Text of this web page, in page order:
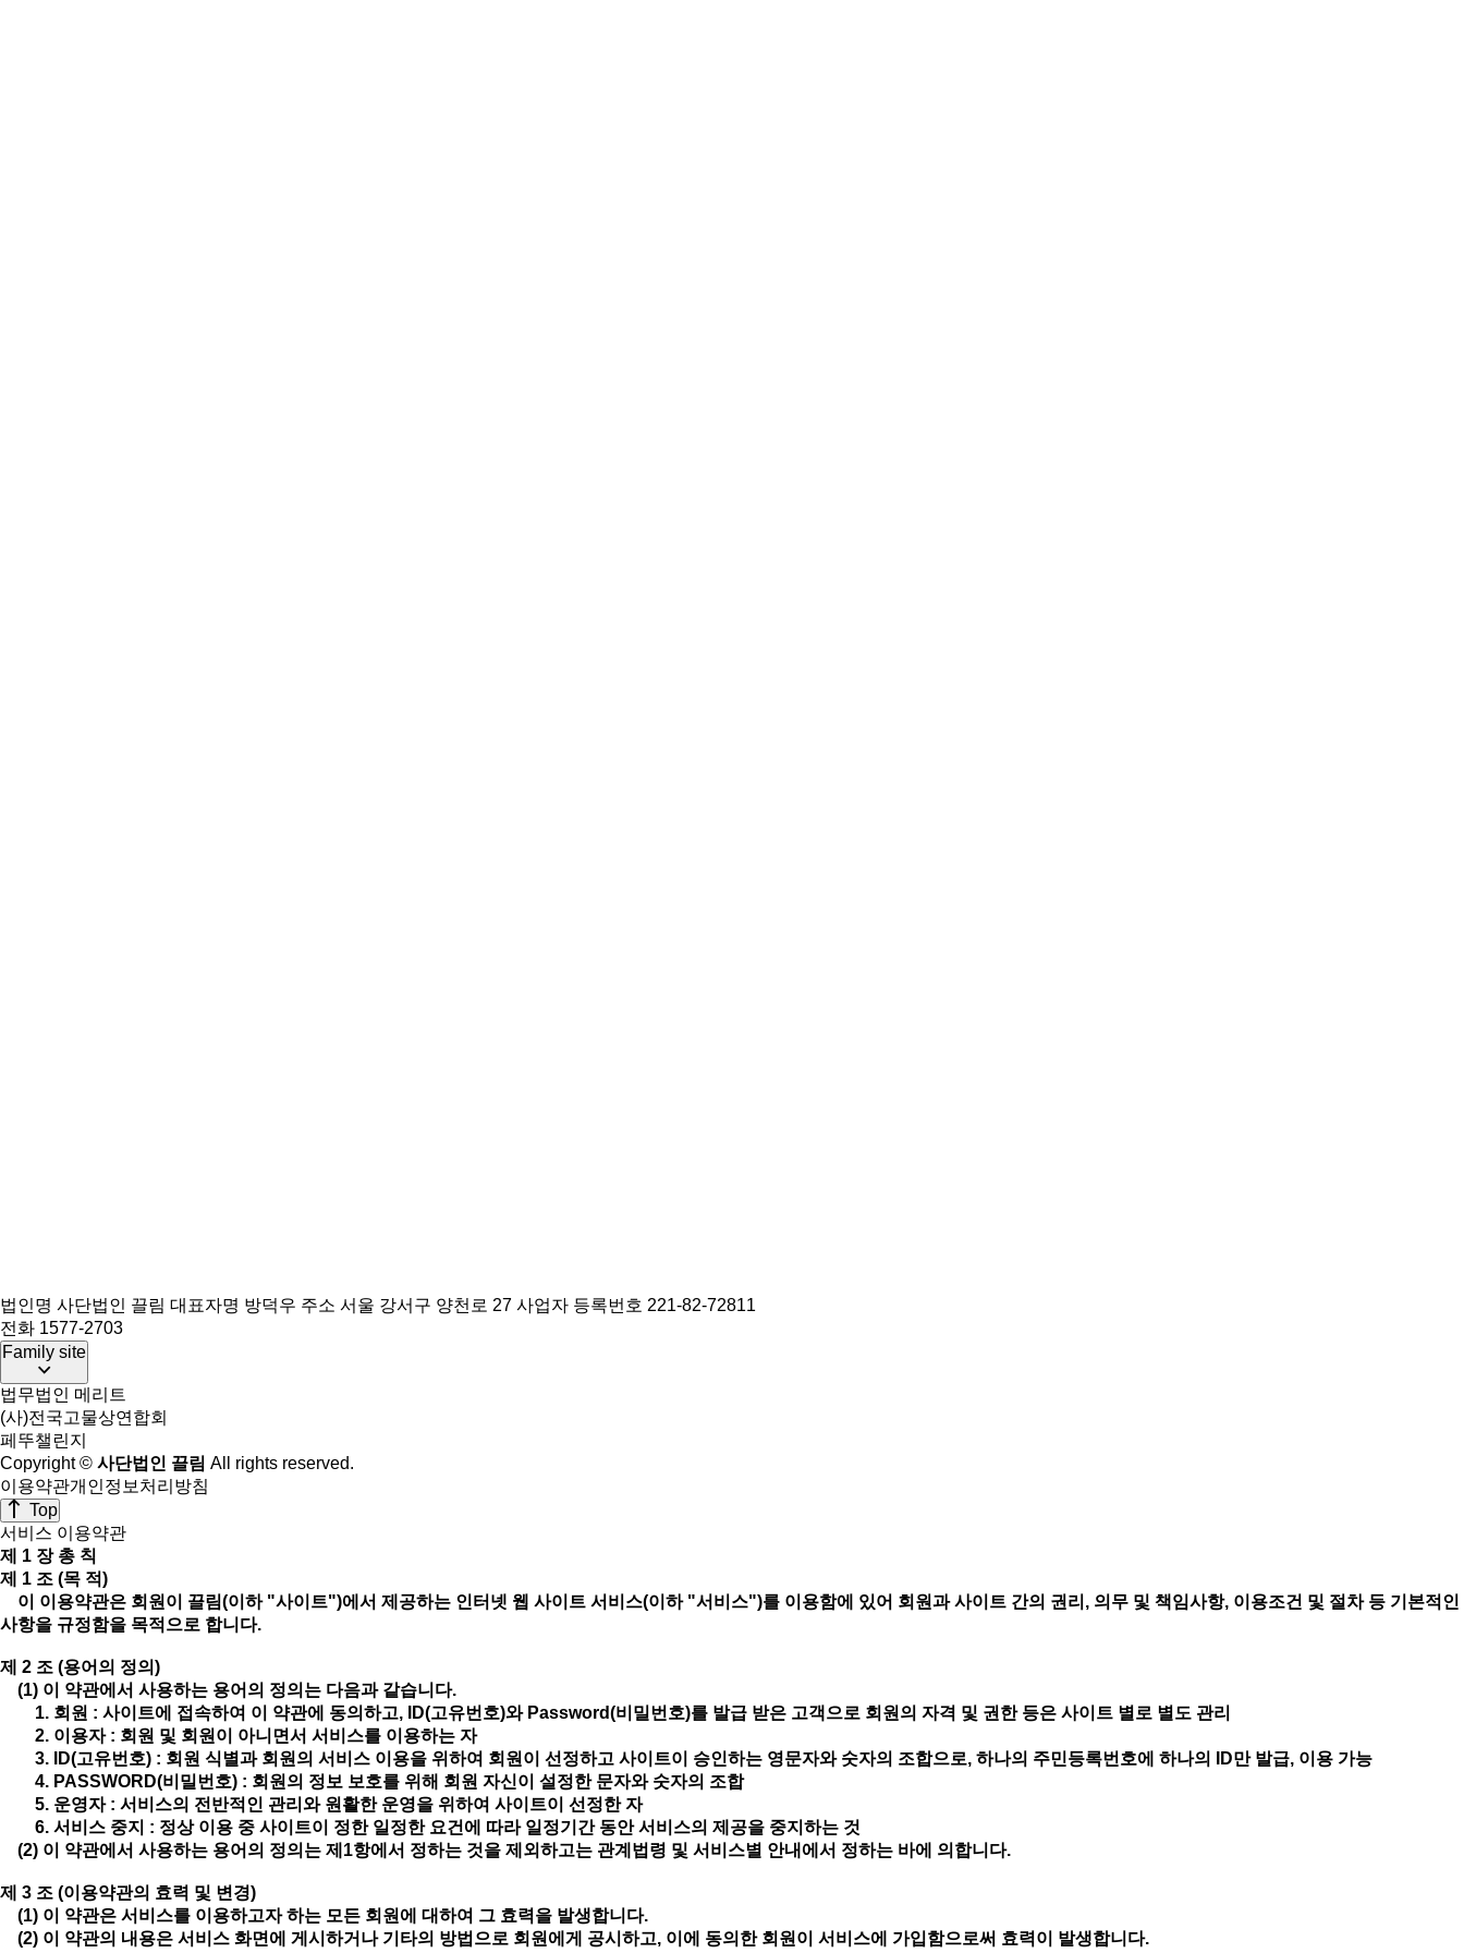
법인명 사단법인 끌림 대표자명 방덕우 주소 서울 강서구 양천로 27 사업자 등록번호 221-82-72811
전화 1577-2703
Family site
법무법인 메리트
(사)전국고물상연합회
페뚜챌린지
Copyright © 사단법인 끌림 All rights reserved.
이용약관개인정보처리방침
Top
서비스 이용약관
제 1 장 총 칙
제 1 조 (목 적)
이 이용약관은 회원이 끌림(이하 "사이트")에서 제공하는 인터넷 웹 사이트 서비스(이하 "서비스")를 이용함에 있어 회원과 사이트 간의 권리, 의무 및 책임사항, 이용조건 및 절차 등 기본적인
사항을 규정함을 목적으로 합니다.
제 2 조 (용어의 정의)
(1) 이 약관에서 사용하는 용어의 정의는 다음과 같습니다.
1. 회원 : 사이트에 접속하여 이 약관에 동의하고, ID(고유번호)와 Password(비밀번호)를 발급 받은 고객으로 회원의 자격 및 권한 등은 사이트 별로 별도 관리
2. 이용자 : 회원 및 회원이 아니면서 서비스를 이용하는 자
3. ID(고유번호) : 회원 식별과 회원의 서비스 이용을 위하여 회원이 선정하고 사이트이 승인하는 영문자와 숫자의 조합으로, 하나의 주민등록번호에 하나의 ID만 발급, 이용 가능
4. PASSWORD(비밀번호) : 회원의 정보 보호를 위해 회원 자신이 설정한 문자와 숫자의 조합
5. 운영자 : 서비스의 전반적인 관리와 원활한 운영을 위하여 사이트이 선정한 자
6. 서비스 중지 : 정상 이용 중 사이트이 정한 일정한 요건에 따라 일정기간 동안 서비스의 제공을 중지하는 것
(2) 이 약관에서 사용하는 용어의 정의는 제1항에서 정하는 것을 제외하고는 관계법령 및 서비스별 안내에서 정하는 바에 의합니다.
제 3 조 (이용약관의 효력 및 변경)
(1) 이 약관은 서비스를 이용하고자 하는 모든 회원에 대하여 그 효력을 발생합니다.
(2) 이 약관의 내용은 서비스 화면에 게시하거나 기타의 방법으로 회원에게 공시하고, 이에 동의한 회원이 서비스에 가입함으로써 효력이 발생합니다.